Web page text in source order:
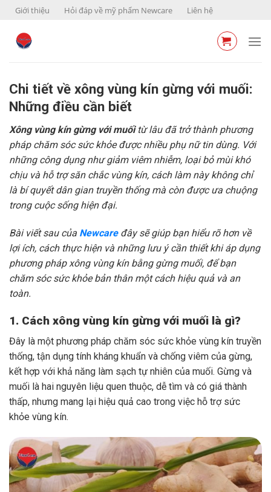
Skip
content
Giới thiệu Hỏi đáp về mỹ phẩm Newcare Liên hệ
Chi tiết về xông vùng kín gừng với muối:
Những điều cần biết
Xông vùng kín gừng với muốitừ lâu đã trở thành phương
pháp chăm sóc sức khỏe được nhiều phụ nữ tin dùng. Với
những công dụng như giảm viêm nhiễm, loại bỏ mùi khó
chịu và hỗ trợ săn chắc vùng kín, cách làm này không chỉ
là bí quyết dân gian truyền thống mà còn được ưa chuộng
trong cuộc sống hiện đại.
Bài viết sau của Newcare đây sẽ giúp bạn hiểu rõ hơn về
lợi ích, cách thực hiện và những lưu ý cần thiết khi áp dụng
phương pháp xông vùng kín bằng gừng muối, để bạn
chăm sóc sức khỏe bản thân một cách hiệu quả và an
toàn.
1. Cách xông vùng kín gừng với muối là gì?
Đây là một phương pháp chăm sóc sức khỏe vùng kín truyền
thống, tận dụng tính kháng khuẩn và chống viêm của gừng,
kết hợp với khả năng làm sạch tự nhiên của muối. Gừng và
muối là hai nguyên liệu quen thuộc, dễ tìm và có giá thành
thấp, nhưng mang lại hiệu quả cao trong việc hỗ trợ sức
khỏe vùng kín.